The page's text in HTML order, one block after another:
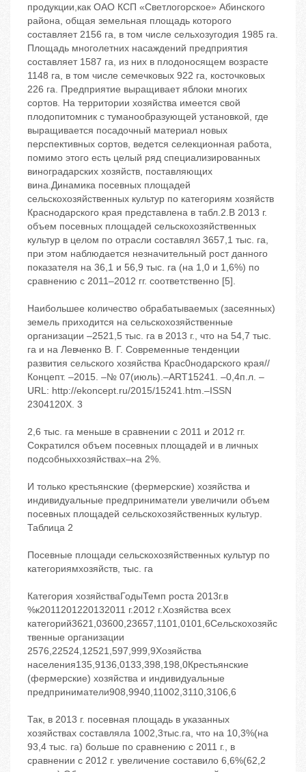
продукции,как ОАО КСП «Светлогорское» Абинского
района, общая земельная площадь которого
составляет 2156 га, в том числе сельхозугодия 1985 га.
Площадь многолетних насаждений предприятия
составляет 1587 га, из них в плодоносящем возрасте
1148 га, в том числе семечковых 922 га, косточковых
226 га. Предприятие выращивает яблоки многих
сортов. На территории хозяйства имеется свой
плодопитомник с туманообразующей установкой, где
выращивается посадочный материал новых
перспективных сортов, ведется селекционная работа,
помимо этого есть целый ряд специализированных
виноградарских хозяйств, поставляющих
вина.Динамика посевных площадей
сельскохозяйственных культур по категориям хозяйств
Краснодарского края представлена в табл.2.В 2013 г.
объем посевных площадей сельскохозяйственных
культур в целом по отрасли составлял 3657,1 тыс. га,
при этом наблюдается незначительный рост данного
показателя на 36,1 и 56,9 тыс. га (на 1,0 и 1,6%) по
сравнению с 2011–2012 гг. соответственно [5].
Наибольшее количество обрабатываемых (засеянных)
земель приходится на сельскохозяйственные
организации –2521,5 тыс. га в 2013 г., что на 54,7 тыс.
га и на Левченко В. Г. Современные тенденции
развития сельского хозяйства Крас0нодарского края//
Концепт. –2015. –№ 07(июль).–ART15241. –0,4п.л. –
URL: http://ekoncept.ru/2015/15241.htm.–ISSN
2304120X. 3
2,6 тыс. га меньше в сравнении с 2011 и 2012 гг.
Сократился объем посевных площадей и в личных
подсобныххозяйствах–на 2%.
И только крестьянские (фермерские) хозяйства и
индивидуальные предприниматели увеличили объем
посевных площадей сельскохозяйственных культур.
Таблица 2
Посевные площади сельскохозяйственных культур по
категориямхозяйств, тыс. га
Категория хозяйстваГодыТемп роста 2013г.в
%к2011201220132011 г.2012 г.Хозяйства всех
категорий3621,03600,23657,1101,0101,6Сельскохозяйс
твенные организации
2576,22524,12521,597,999,9Хозяйства
населения135,9136,0133,398,198,0Крестьянские
(фермерские) хозяйства и индивидуальные
предприниматели908,9940,11002,3110,3106,6
Так, в 2013 г. посевная площадь в указанных
хозяйствах составляла 1002,3тыс.га, что на 10,3%(на
93,4 тыс. га) больше по сравнению с 2011 г., в
сравнении с 2012 г. увеличение составило 6,6%(62,2